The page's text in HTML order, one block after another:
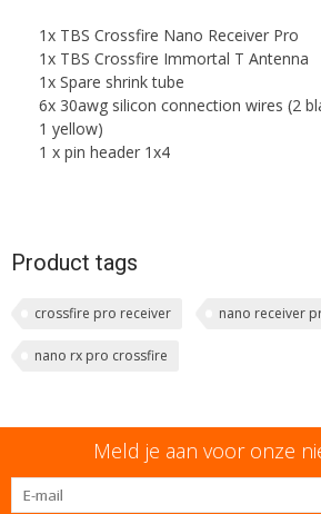
1x TBS Crossfire Nano Receiver Pro
1x TBS Crossfire Immortal T Antenna
1x Spare shrink tube
6x 30awg silicon connection wires (2
1 yellow)
1 x pin header 1x4
Product tags
crossfire pro receiver nano receiver
nano rx pro crossfire
Meld je aan voor onze